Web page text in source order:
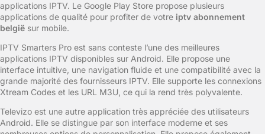
applications IPTV. Le Google Play Store propose plusieurs
applications de qualité pour profiter de votre iptv abonnement
belgië sur mobile.
IPTV Smarters Pro est sans conteste l’une des meilleures
applications IPTV disponibles sur Android. Elle propose une
interface intuitive, une navigation fluide et une compatibilité avec la
grande majorité des fournisseurs IPTV. Elle supporte les connexions
Xtream Codes et les URL M3U, ce qui la rend très polyvalente.
Televizo est une autre application très appréciée des utilisateurs
Android. Elle se distingue par son interface moderne et ses